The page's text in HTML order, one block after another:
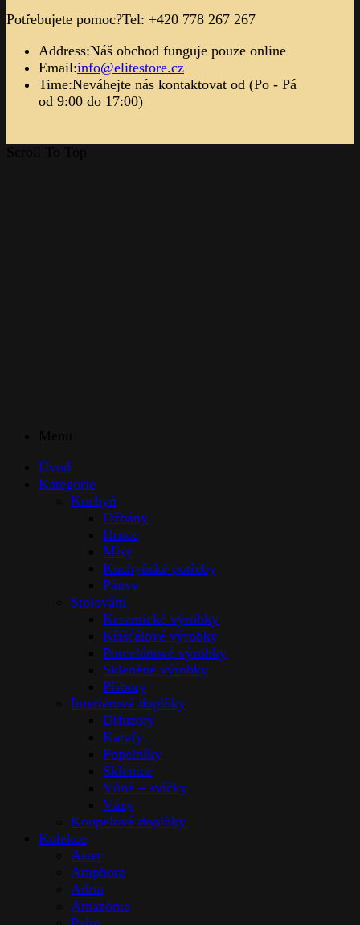
Potřebujete pomoc?Tel: +420 778 267 267
Address:Náš obchod funguje pouze online
Email:info@elitestore.cz
Time:Neváhejte nás kontaktovat od (Po - Pá
od 9:00 do 17:00)
Úvod
Kategorie
Kuchyň
Džbány
Hrnce
Mísy
Kuchyňské potřeby
Pánve
Stolováni
Keramické výrobky
Křišťálové výrobky
Porcelánové výrobky
Skleněné výrobky
Příbory
Interiérové doplňky
Difuzory
Karafy
Popelníky
Sklenice
Vůně – svíčky
Vázy
Koupelové doplňky
Kolekce
Aster
Amphora
Adria
Amazōnia